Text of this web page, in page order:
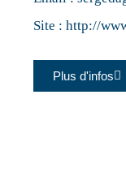
Site :http://
Plus d'infos